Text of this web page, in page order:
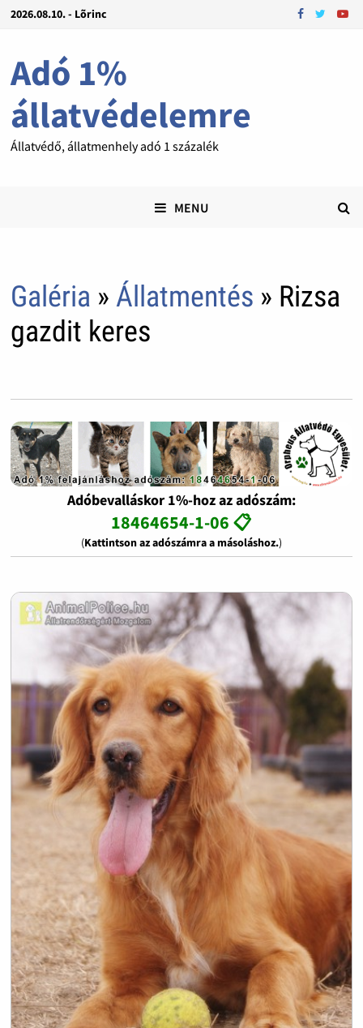
2026.08.10. - Lõrinc
Adó 1%
állatvédelemre
Állatvédő, állatmenhely adó 1 százalék
MENU
Galéria » Állatmentés » Rizsa
gazdit keres
Adóbevalláskor 1%-hoz az adószám:
18464654-1-06 📋
(Kattintson az adószámra a másoláshoz.)